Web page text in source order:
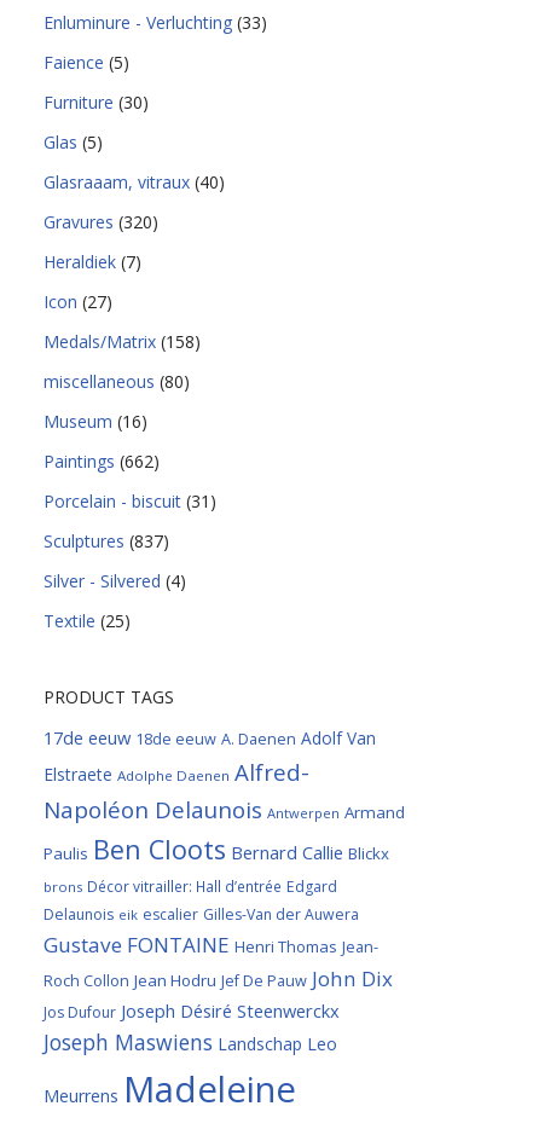
Enluminure - Verluchting (33)
Faience (5)
Furniture (30)
Glas (5)
Glasraaam, vitraux (40)
Gravures (320)
Heraldiek (7)
Icon (27)
Medals/Matrix (158)
miscellaneous (80)
Museum (16)
Paintings (662)
Porcelain - biscuit (31)
Sculptures (837)
Silver - Silvered (4)
Textile (25)
PRODUCT TAGS
17de eeuw 18de eeuw A. Daenen Adolf Van
Elstraete Adolphe Daenen Alfred-
Napoléon Delaunois Antwerpen Armand
Paulis Ben Cloots Bernard Callie Blickx
brons Décor vitrailler: Hall d’entrée Edgard
Delaunois eik escalier Gilles-Van der Auwera
Gustave FONTAINE Henri Thomas Jean-
Roch Collon Jean Hodru Jef De Pauw John Dix
Jos Dufour Joseph Désiré Steenwerckx
Joseph Maswiens Landschap Leo
Meurrens Madeleine